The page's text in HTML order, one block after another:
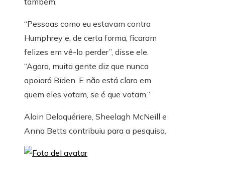
“Pessoas como eu estavam contra
Humphrey e, de certa forma, ficaram
felizes em vê-lo perder”, disse ele.
“Agora, muita gente diz que nunca
apoiará Biden. E não está claro em
quem eles votam, se é que votam.”
Alain Delaquériere, Sheelagh McNeill e
Anna Betts contribuiu para a pesquisa.